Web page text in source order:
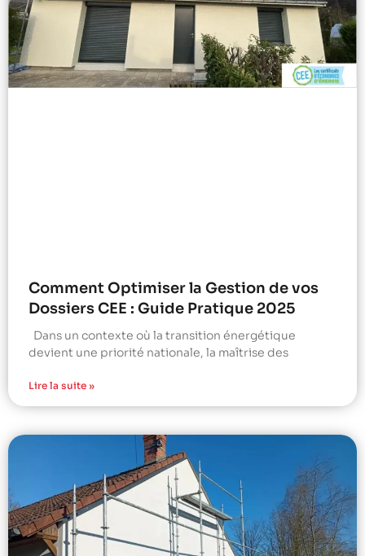
Comment Optimiser la Gestion de vos
Dossiers CEE : Guide Pratique 2025
Dans un contexte où la transition énergétique
devient une priorité nationale, la maîtrise des
Lire la suite »